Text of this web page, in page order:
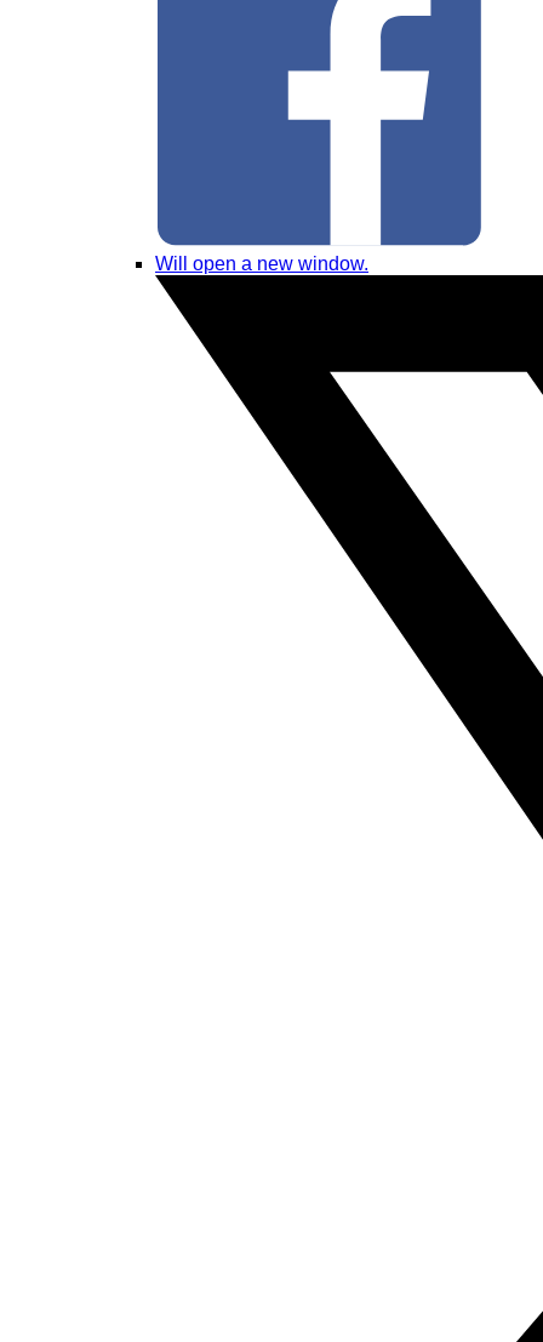
Will open a new window.